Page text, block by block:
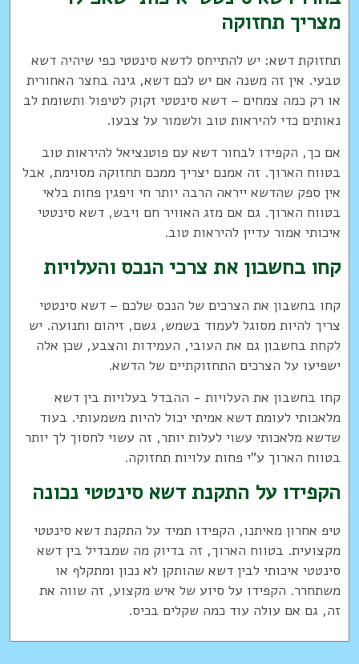
מצריך תחזוקה
תחזוקת דשא: יש להתייחס לדשא סינטטי כפי שיהיה דשא
טבעי. אין זה משנה אם יש לכם דשא, גינה בחצר האחורית
או רק כמה צמחים – דשא סינטטי זקוק לטיפול ותשומת לב
נאותים כדי להיראות טוב ולשמור על צבעו.
אם כך, הקפידו לבחור דשא עם פוטנציאל להיראות טוב
בטווח הארוך. זה אמנם יצריך ממכם תחזוקה מסוימת, אבל
אין ספק שהדשא ייראה הרבה יותר חי ויפגין פחות בלאי
בטווח הארוך. גם אם מזג האוויר חם ויבש, דשא סינטטי
איכותי אמור עדיין להיראות טוב.
קחו בחשבון את צרכי הנכס והעלויות
קחו בחשבון את הצרכים של הנכס שלכם – דשא סינטטי
צריך להיות מסוגל לעמוד בשמש, גשם, זיהום ותנועה. יש
לקחת בחשבון גם את העובי, העמידות והצבע, שכן אלה
ישפיעו על הצרכים התחזוקתיים של הדשא.
קחו בחשבון את העלויות - ההבדל בעלויות בין דשא
מלאכותי לעומת דשא אמיתי יכול להיות משמעותי. בעוד
שדשא מלאכותי עשוי לעלות יותר, זה עשוי לחסוך לך יותר
בטווח הארוך ע"י פחות עלויות תחזוקה.
הקפידו על התקנת דשא סינטטי נכונה
טיפ אחרון מאיתנו, הקפידו תמיד על התקנת דשא סינטטי
מקצועית. בטווח הארוך, זה בדיוק מה שמבדיל בין דשא
סינטטי איכותי לבין דשא שהותקן לא נכון ומתקלף או
משתחרר. הקפידו על סיוע של איש מקצוע, זה שווה את
זה, גם אם עולה עוד כמה שקלים בכיס.